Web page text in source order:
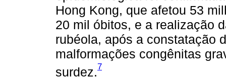
Hong Kong, que afetou 53
20 mil óbitos, e a realização
rubéola, após a constatação
malformações congênitas
surdez.7